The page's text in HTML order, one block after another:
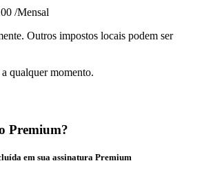
/Mensal
Outros impostos locais podem ser
qualquer momento.
Premium?
em sua assinatura Premium